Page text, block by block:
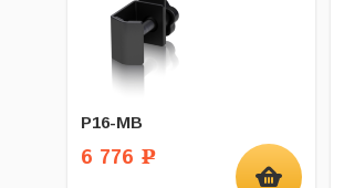
P16-MB
6 776 Р